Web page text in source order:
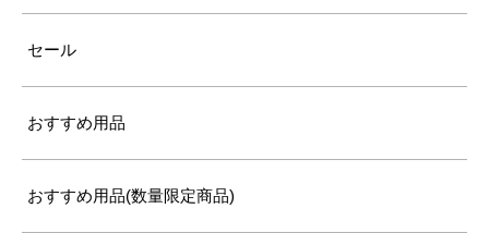
セール
おすすめ用品
おすすめ用品(数量限定商品)